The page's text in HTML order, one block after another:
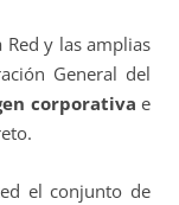
y las amplias
General del
corporativa e
el conjunto de